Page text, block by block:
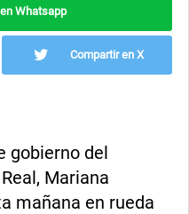
Whatsapp
Compartir en X
gobierno del
Mariana
mañana en rueda